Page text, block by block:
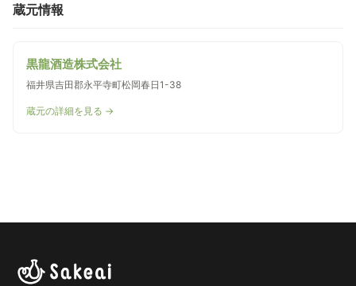
蔵元情報
黒龍酒造株式会社
福井県吉田郡永平寺町松岡春日1-38
蔵元の詳細を見る →